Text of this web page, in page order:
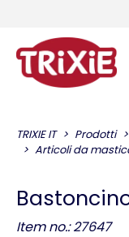
TRIXIE IT Prodotti
Articoli da
Item no.: 27647